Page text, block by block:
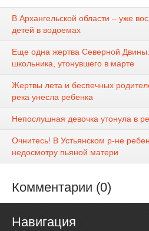
В Архангельской области – уже
детей в водоемах
Еще одна жертва Северной
школьника, утонувшего в марте
Жертвы лета и беспечных
река унесла ребенка
Непослушная девочка утонула в
Очнитесь! В Устьянском р-не
недосмотру пьяной матери
Комментарии (0)
Навигация